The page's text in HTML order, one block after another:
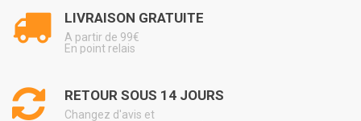
LIVRAISON GRATUITE
A partir de 99€
En point relais
RETOUR SOUS 14 JOURS
Changez d'avis et